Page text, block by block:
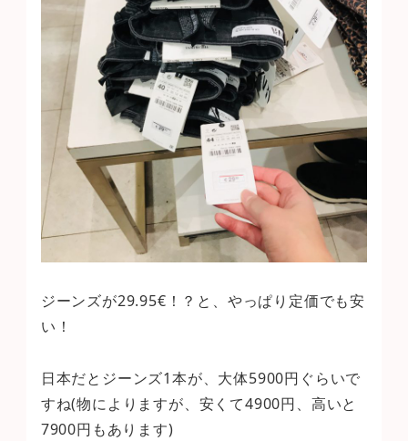
ジーンズが29.95€！？と、やっぱり定価でも安
い！
日本だとジーンズ1本が、大体5900円ぐらいで
すね(物によりますが、安くて4900円、高いと
7900円もあります)